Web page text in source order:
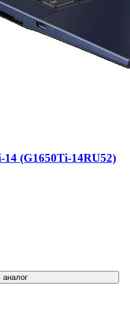
14 (G1650Ti-14RU52)
аналог